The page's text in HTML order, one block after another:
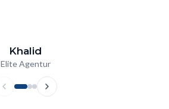
Khalid
Elite Agentur